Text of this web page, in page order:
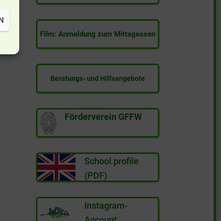
Film: Anmeldung zum Mittagessen
Beratungs- und Hilfsangebote
Förderverein GFFW
School profile
(PDF)
Instagram-